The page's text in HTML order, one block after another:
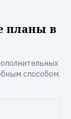
планы в
способом.